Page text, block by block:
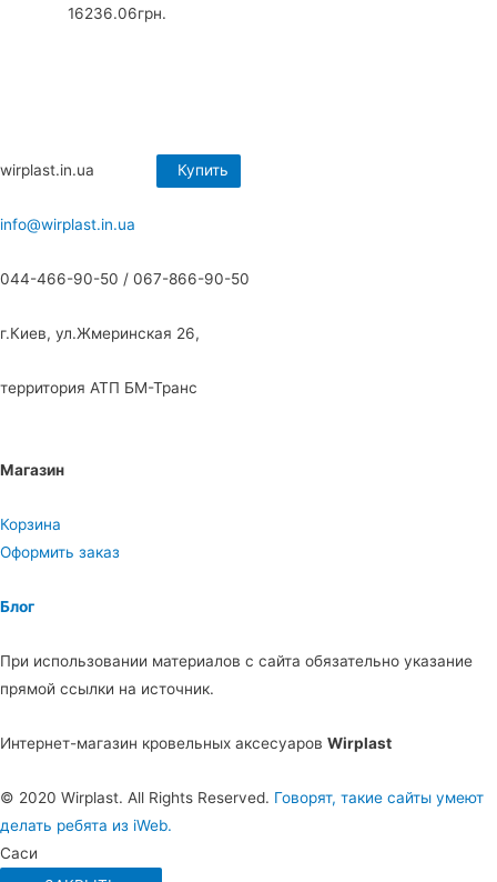
Купить
Купить
Купить
16236.06грн.
Купить
wirplast.in.ua
info@wirplast.in.ua
044-466-90-50 / 067-866-90-50
г.Киев, ул.Жмеринская 26,
территория АТП БМ-Транс
Магазин
Корзина
Оформить заказ
Блог
При использовании материалов с сайта обязательно указание
прямой ссылки на источник.
Интернет-магазин кровельных аксесуаров Wirplast
© 2020 Wirplast. All Rights Reserved. Говорят, такие сайты умеют
делать ребята из iWeb.
Саси